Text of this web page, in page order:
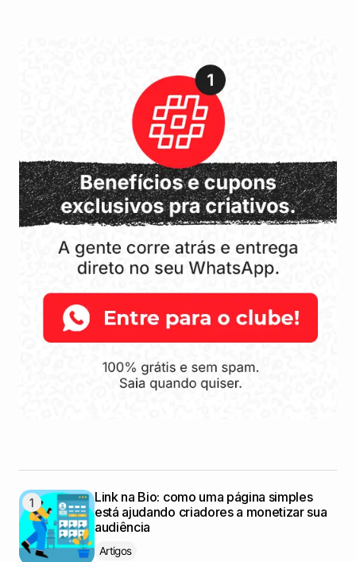
Link na Bio: como uma página simples
está ajudando criadores a monetizar sua
audiência
Artigos